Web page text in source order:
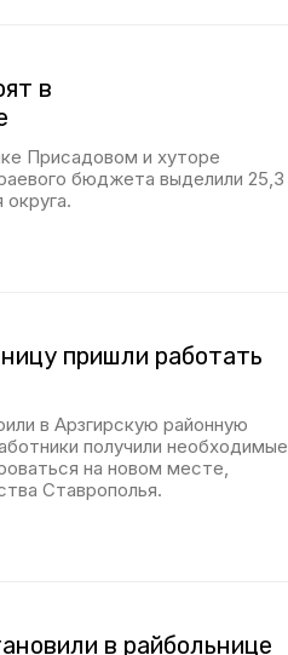
в
Присадовом и хуторе
бюджета выделили 25,3
пришли работать
в Арзгирскую районную
получили необходимые
на новом месте,
Ставрополья.
в райбольнице